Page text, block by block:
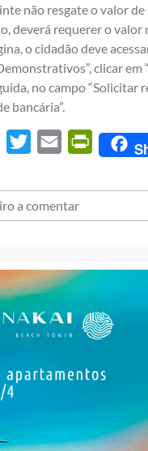
não resgate o valor
deverá requerer o valor
o cidadão deve
clicar
no campo “Solicitar
bancária”.
Facebook
Twitter Email
a comentar